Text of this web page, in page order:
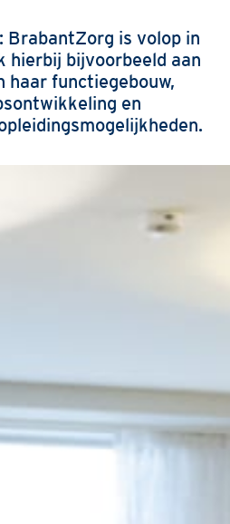
BrabantZorg is volop in
hierbij bijvoorbeeld aan
haar functiegebouw,
en